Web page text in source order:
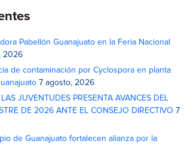
Pabellón Guanajuato en la Feria Nacional
2026
de contaminación por Cyclospora en planta
7 agosto, 2026
JUVENTUDES PRESENTA AVANCES DEL
DE 2026 ANTE EL CONSEJO DIRECTIVO 7
de Guanajuato fortalecen alianza por la